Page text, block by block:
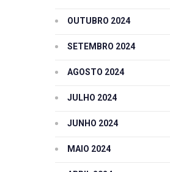
OUTUBRO 2024
SETEMBRO 2024
AGOSTO 2024
JULHO 2024
JUNHO 2024
MAIO 2024